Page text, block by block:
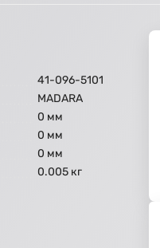
41-096-5101
МАDARA
0 мм
0 мм
0 мм
0.005 кг